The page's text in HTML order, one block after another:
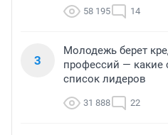
58 195 14
3
Молодежь берет
профессий — какие
список лидеров
31 888 22